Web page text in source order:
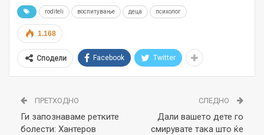
roditeli воспитување деца психолог
1.168
Сподели Facebook Twitter
ПРЕТХОДНО
Ги запознаваме ретките
болести: Хантеров
СЛЕДНО
Дали вашето дете го
смирувате така што ќе